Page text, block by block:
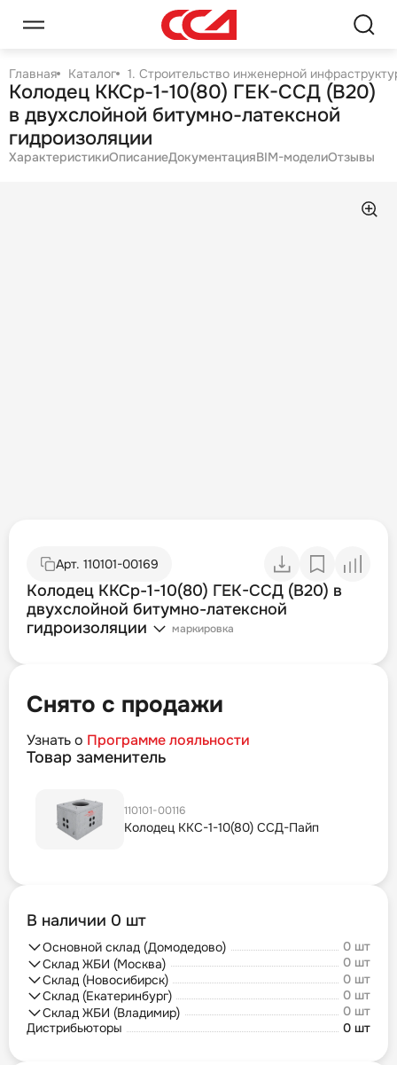
Главная Каталог 1. Строительство инженерной
Колодец ККСр-1-10(80) ГЕК-ССД (В20)
в двухслойной битумно-латексной
гидроизоляции
ХарактеристикиОписаниеДокументацияBIM-моделиОтзывы
Арт. 110101-00169
Колодец ККСр-1-10(80) ГЕК-ССД (В20) в
двухслойной битумно-латексной
гидроизоляции
маркировка
Снято с продажи
Узнать о Программе лояльности
Товар заменитель
110101-00116
Колодец ККС-1-10(80) ССД-Пайп
В наличии 0 шт
Основной склад (Домодедово)
0 шт
Склад ЖБИ (Москва)
0 шт
Склад (Новосибирск)
0 шт
Склад (Екатеринбург)
0 шт
Склад ЖБИ (Владимир)
0 шт
Дистрибьюторы
0 шт